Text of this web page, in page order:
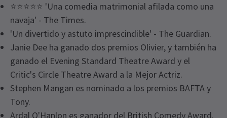
⭐⭐⭐⭐⭐ 'Una comedia matrimonial afilada como una
navaja' - The Times.
'Un divertido y astuto imprescindible' - The Guardian.
Janie Dee ha ganado dos premios Olivier, y también ha
ganado el Evening Standard Theatre Award y el
Critic's Circle Theatre Award a la Mejor Actriz.
Stephen Mangan es nominado a los premios BAFTA y
Tony.
Ardal O'Hanlon es ganador del British Comedy Award.